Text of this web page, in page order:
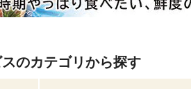
のカテゴリから探す